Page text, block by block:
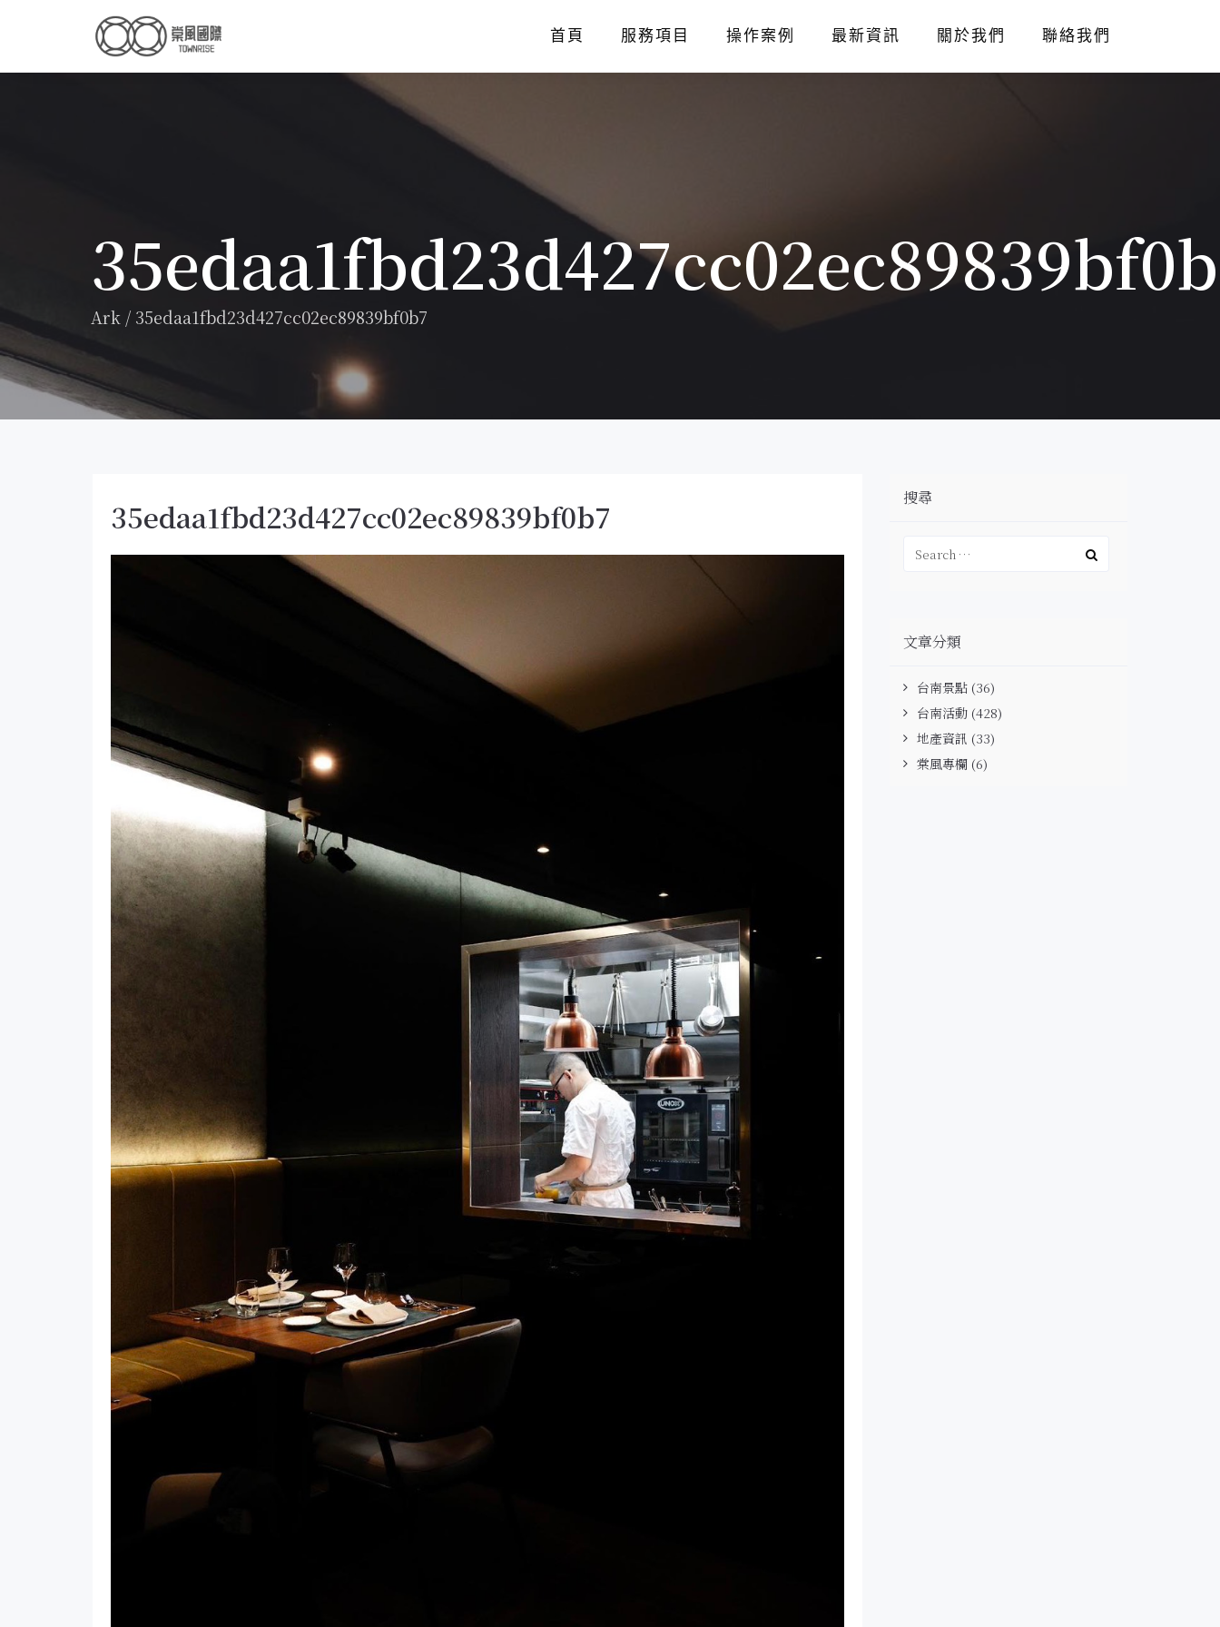
首頁 服務項目 操作案例 最新資訊 關於我們 聯絡我們
Ark / 35edaa1fbd23d427cc02ec89839bf0b7
35edaa1fbd23d427cc02ec89839bf0b7 搜尋
文章分類
台南景點(36)
台南活動(428)
地產資訊 (33)
棠風專欄(6)